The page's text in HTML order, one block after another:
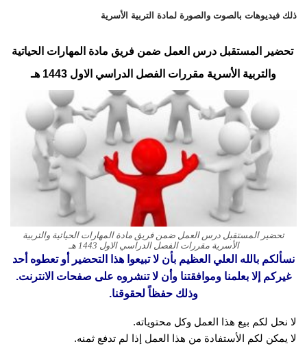
ذلك فيديوهات بالصوت والصورة لمادة التربية الأسرية
تحضير المستقبل درس العمل ضمن فريق مادة المهارات الحياتية
والتربية الأسرية مقررات الفصل الدراسي الاول 1443 هـ
تحضير المستقبل درس العمل ضمن فريق مادة المهارات الحياتية والتربية
الأسرية مقررات الفصل الدراسي الاول 1443 هـ
نسألكم بالله العلي العظيم بأن لا تبيعوا هذا التحضير أو تعطوه أحد
غيركم إلا بعلمنا وموافقتنا وأن لا تنشروه على صفحات الانترنت.
وذلك حفظاً لحقوقنا.
لا نحل لكم بيع هذا العمل وكل محتوياته.
لا يمكن لكم الأستفادة من هذا العمل إذا لم تدفع ثمنه.